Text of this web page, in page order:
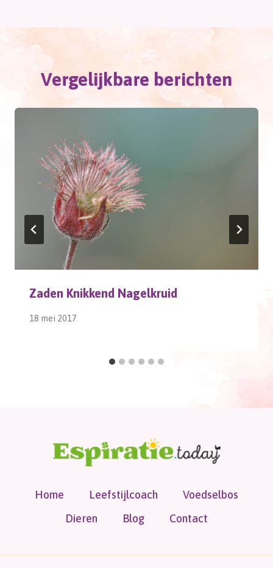
Vergelijkbare berichten
Zaden Knikkend Nagelkruid
18 mei 2017
Home Leefstijlcoach
Voedselbos
Dieren
Blog Contact